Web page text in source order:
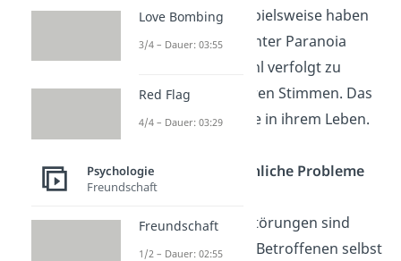
bewältigen. Beispielsweise haben
Menschen, die unter Paranoia
leiden, das Gefühl verfolgt zu
werden oder hören Stimmen. Das
beeinträchtigt sie in ihrem Leben.
Zwischenmenschliche Probleme
Die meisten
Persönlichkeitsstörungen sind
nicht nur für die Betroffenen selbst
Love Bombing
3/4 – Dauer: 03:55
Red Flag
4/4 – Dauer: 03:29
Psychologie
Freundschaft
Freundschaft
1/2 – Dauer: 02:55